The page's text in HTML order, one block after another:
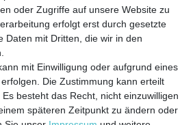
und auf dem Laufenden
bleiben!
Neuigkeiten verpassen?
oder Zugriffe auf unsere Website zu
erfolgt erst durch gesetzte
Daten mit Dritten, die wir in den
mit Einwilligung oder aufgrund eines
Die Zustimmung kann erteilt
besteht das Recht, nicht einzuwilligen
späteren Zeitpunkt zu ändern oder